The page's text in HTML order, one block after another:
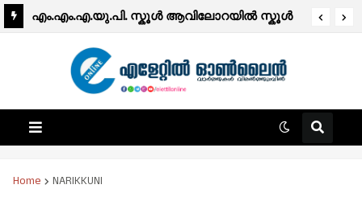
എം.എം.എ.യു.പി. സ്കൂൾ ആവിലോറയിൽ സ്കൂൾ
പൂർത്തിയായി.
Home NARIKKUNI